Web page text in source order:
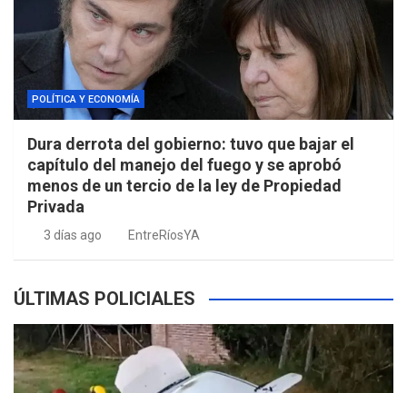
POLÍTICA Y ECONOMÍA
Dura derrota del gobierno: tuvo que bajar el
capítulo del manejo del fuego y se aprobó
menos de un tercio de la ley de Propiedad
Privada
3 días ago EntreRíosYA
ÚLTIMAS POLICIALES